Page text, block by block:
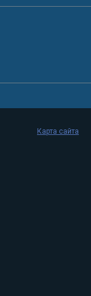
Карта сайта